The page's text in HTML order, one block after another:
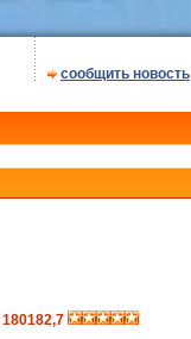
сообщить новость
180182,7